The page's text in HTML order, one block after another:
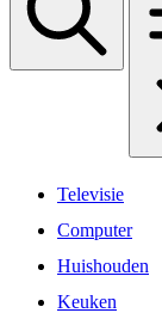
Televisie
Computer
Huishouden
Keuken